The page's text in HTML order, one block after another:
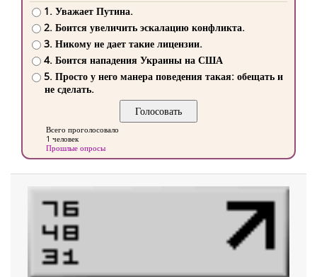
1. Уважает Путина.
2. Боится увеличить эскалацию конфликта.
3. Никому не дает такие лицензии.
4. Боится нападения Украины на США
5. Просто у него манера поведения такая: обещать и
не сделать.
Всего проголосовало
1 человек
Прошлые опросы